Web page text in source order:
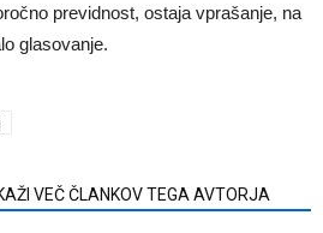
previdnost, ostaja vprašanje, na
glasovanje.
VEČ ČLANKOV TEGA AVTORJA